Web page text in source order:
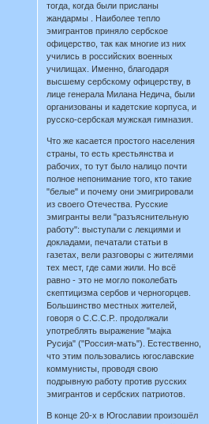
тогда, когда были присланы
жандармы . Наиболее тепло
эмигрантов приняло сербское
офицерство, так как многие из них
учились в российских военных
училищах. Именно, благодаря
высшему сербскому офицерству, в
лице генерала Милана Недича, были
организованы и кадетские корпуса, и
русско-сербская мужская гимназия.
Что же касается простого населения
страны, то есть крестьянства и
рабочих, то тут было налицо почти
полное непонимание того, кто такие
"белые" и почему они эмигрировали
из своего Отечества. Русские
эмигранты вели "разъяснительную
работу": выступали с лекциями и
докладами, печатали статьи в
газетах, вели разговоры с жителями
тех мест, где сами жили. Но всё
равно - это не могло поколебать
скептицизма сербов и черногорцев.
Большинство местных жителей,
говоря о С.С.С.Р.. продолжали
употреблять выражение "мајка
Русија" ("Россия-мать"). Естественно,
что этим пользовались югославские
коммунисты, проводя свою
подрывную работу против русских
эмигрантов и сербских патриотов.
В конце 20-х в Югославии произошёл